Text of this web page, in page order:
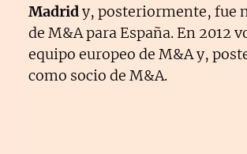
Madridy, posteriormente, fue
de M&A para España. En 2012
equipo europeo de M&A y,
como socio de M&A.